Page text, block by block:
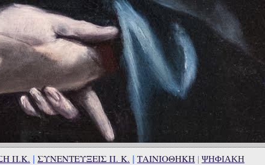
Π.Κ. | ΣΥΝΕΝΤΕΥΞΕΙΣ Π. Κ. | ΤΑΙΝΙΟΘΗΚΗ | ΨΗΦΙΑΚΗ